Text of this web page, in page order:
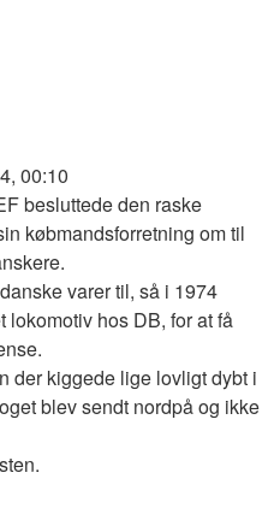
00:10
besluttede den raske
købmandsforretning om til
varer til, så i 1974
lokomotiv hos DB, for at få
der kiggede lige lovligt dybt i
blev sendt nordpå og ikke